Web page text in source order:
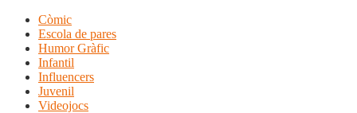
Còmic
Escola de pares
Humor Gràfic
Infantil
Influencers
Juvenil
Videojocs